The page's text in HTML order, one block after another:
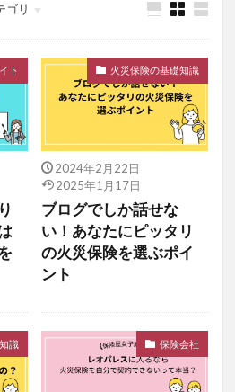
ゴリ
ト 火災保険の基礎知識
2024年2月22日
2025年1月17日
ブログでしか話せな
い！あなたにピッタリ
の火災保険を選ぶポイ
ント
識 保険会社